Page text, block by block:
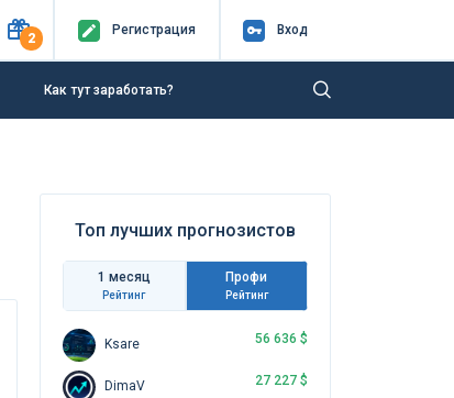
2
Регистрация Вход
Как тут заработать?
Топ лучших прогнозистов
1 месяц
Рейтинг
Профи
Рейтинг
Ksare 56 636 $
DimaV 27 227 $